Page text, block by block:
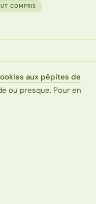
COMPRIS
aux pépites de
ou presque. Pour en